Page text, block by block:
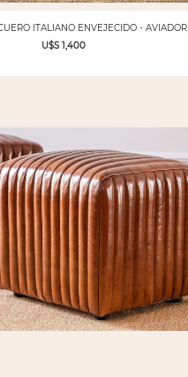
ITALIANO ENVEJECIDO - AVIADOR
U$S 1,400